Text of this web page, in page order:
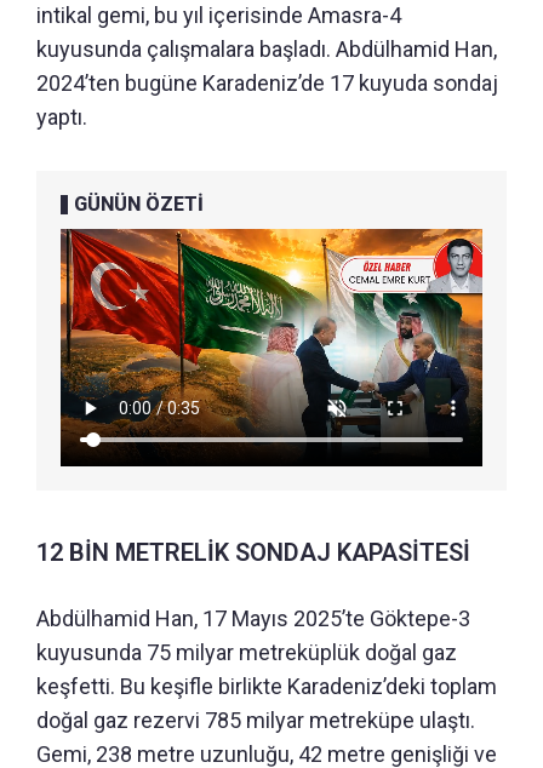
intikal gemi, bu yıl içerisinde Amasra-4
kuyusunda çalışmalara başladı. Abdülhamid Han,
2024’ten bugüne Karadeniz’de 17 kuyuda sondaj
yaptı.
GÜNÜN ÖZETİ
12 BİN METRELİK SONDAJ KAPASİTESİ
Abdülhamid Han, 17 Mayıs 2025’te Göktepe-3
kuyusunda 75 milyar metreküplük doğal gaz
keşfetti. Bu keşifle birlikte Karadeniz’deki toplam
doğal gaz rezervi 785 milyar metreküpe ulaştı.
Gemi, 238 metre uzunluğu, 42 metre genişliği ve